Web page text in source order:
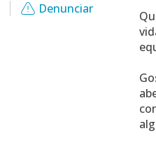
Denunciar